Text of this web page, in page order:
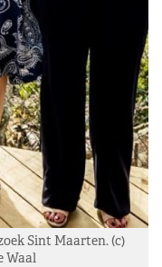
Sint Maarten. (c)
Waal